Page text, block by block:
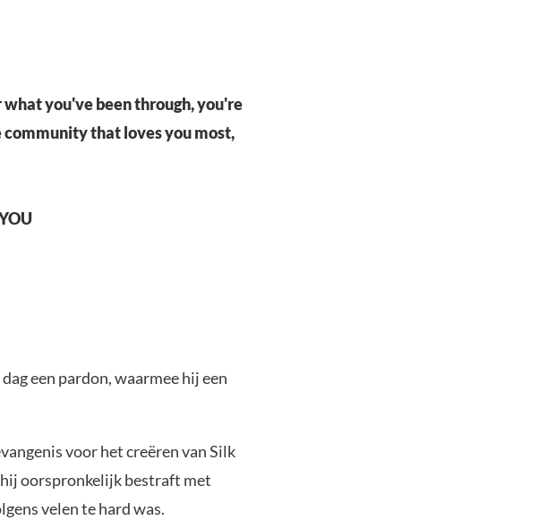
you've been through, you're
that loves you most,
een pardon, waarmee hij een
voor het creëren van Silk
oorspronkelijk bestraft met
velen te hard was.